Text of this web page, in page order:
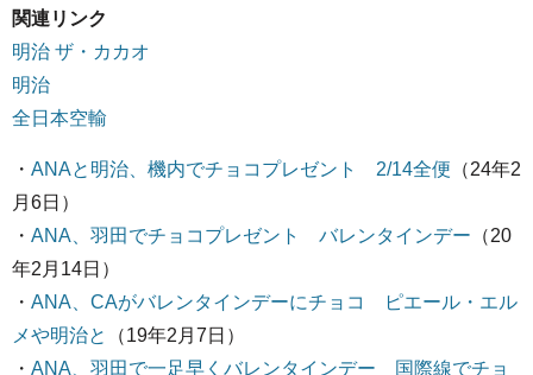
関連リンク
明治 ザ・カカオ
明治
全日本空輸
・ ANAと明治、機内でチョコプレゼント 2/14全便 （24年2
月6日）
・ ANA、羽田でチョコプレゼント バレンタインデー （20
年2月14日）
・ ANA、CAがバレンタインデーにチョコ ピエール・エル
メや明治と
（19年2月7日）
・ ANA、羽田で一足早くバレンタインデー 国際線でチョ